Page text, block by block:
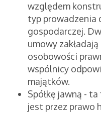
względem
typ prowadzenia
gospodarczej.
umowy
osobowości
wspólnicy
majątków.
Spółkę jawną -
jest przez prawo